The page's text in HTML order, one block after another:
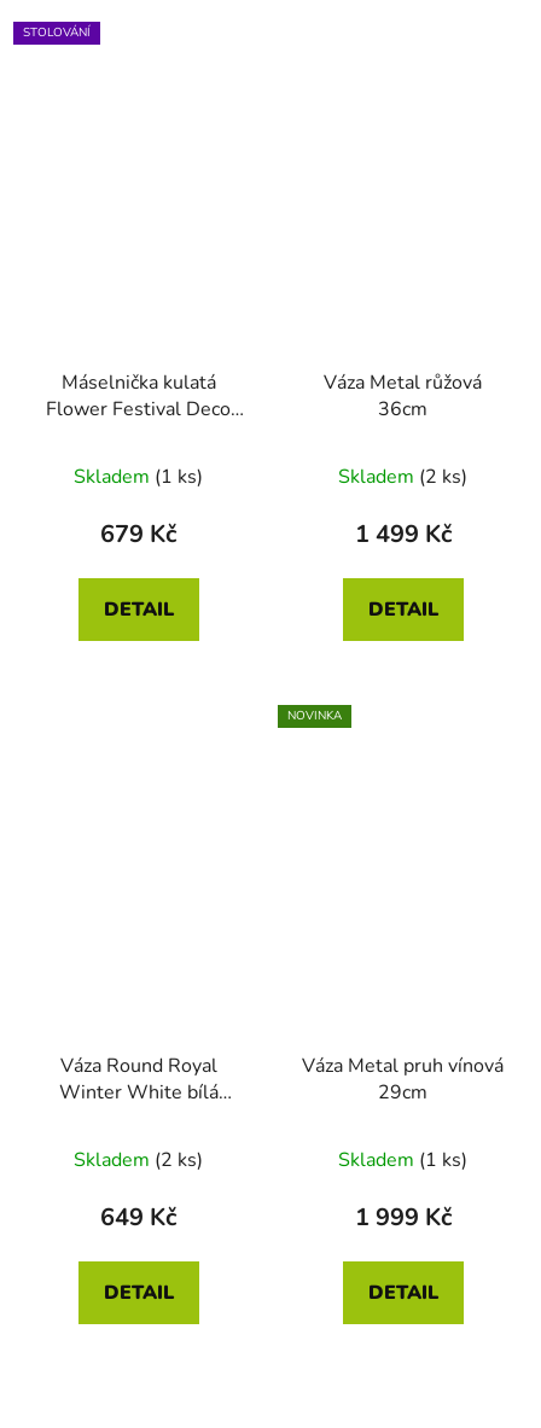
STOLOVÁNÍ
Máselnička kulatá
Flower Festival Deco
Skladem (1 ks)
679 Kč
DETAIL
Váza Metal růžová
36cm
Skladem (2 ks)
1 499 Kč
DETAIL
Váza Round Royal
Winter White bílá
Skladem (2 ks)
649 Kč
DETAIL
NOVINKA
Váza Metal pruh vínová
29cm
Skladem (1 ks)
1 999 Kč
DETAIL